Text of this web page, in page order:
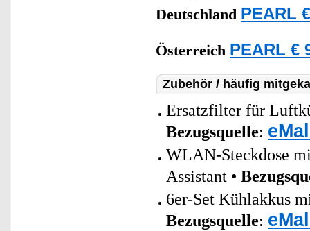
Deutschland PEARL
Österreich PEARL €
Zubehör / häufig
Ersatzfilter für
Bezugsquelle:
WLAN-Steckdose
Assistant •
6er-Set Kühlakkus
Bezugsquelle: